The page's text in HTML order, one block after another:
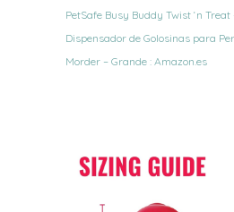
PetSafe Busy Buddy Twist ‘n
Dispensador de Golosinas para
Morder – Grande : Amazon.es